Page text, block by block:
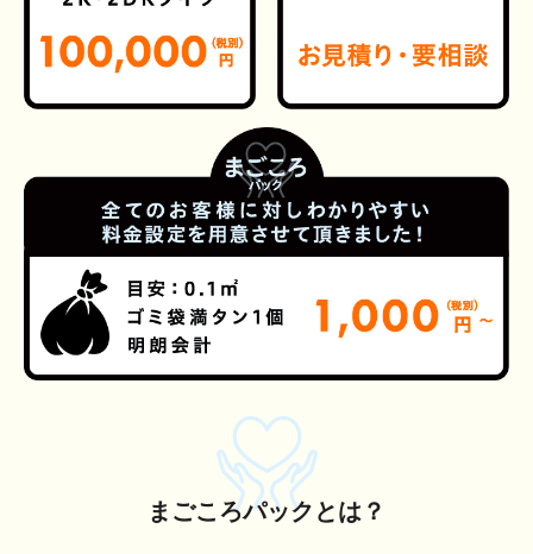
まごころパックとは？